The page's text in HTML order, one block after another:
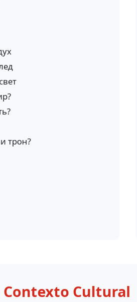
трон?
Cultural